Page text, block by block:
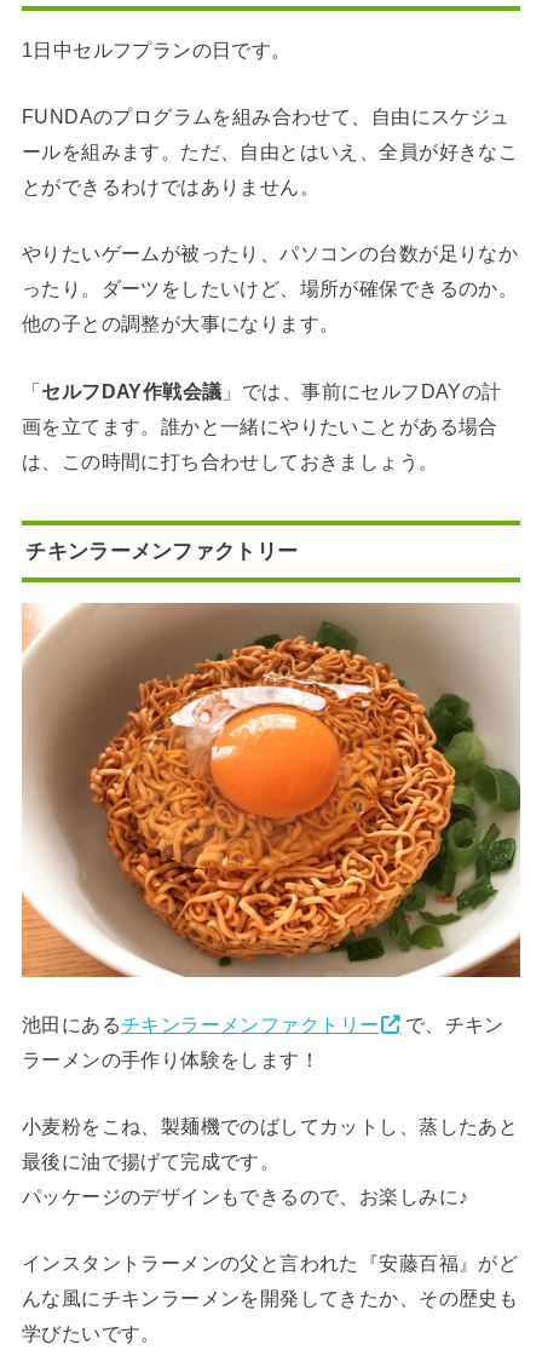
1日中セルフプランの日です。
FUNDAのプログラムを組み合わせて、自由にスケジュ
ールを組みます。ただ、自由とはいえ、全員が好きなこ
とができるわけではありません。
やりたいゲームが被ったり、パソコンの台数が足りなか
ったり。ダーツをしたいけど、場所が確保できるのか。
他の子との調整が大事になります。
「セルフDAY作戦会議 」では、事前にセルフDAYの計
画を立てます。誰かと一緒にやりたいことがある場合
は、この時間に打ち合わせしておきましょう。
チキンラーメンファクトリー
池田にあるチキンラーメンファクトリー
で、チキン
ラーメンの手作り体験をします！
小麦粉をこね、製麺機でのばしてカットし、蒸したあと
最後に油で揚げて完成です。
パッケージのデザインもできるので、お楽しみに♪
インスタントラーメンの父と言われた『安藤百福』がど
んな風にチキンラーメンを開発してきたか、その歴史も
学びたいです。